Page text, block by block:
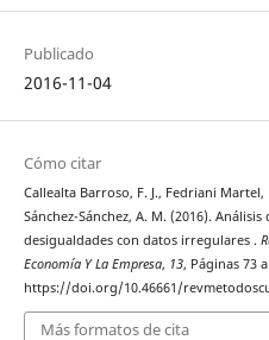
Publicado
2016-11-04
Cómo citar
Callealta Barroso, F. J., Fedriani
Sánchez-Sánchez, A. M. (2016).
desigualdades con datos irregulares .
Economía Y La Empresa, 13, Páginas 73
https://doi.org/10.46661/
Más formatos de cita